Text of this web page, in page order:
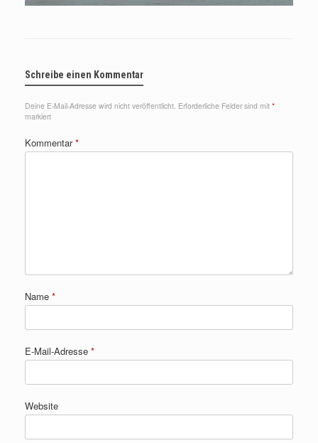
Schreibe einen Kommentar
Deine E-Mail-Adresse wird nicht veröffentlicht. Erforderliche Felder sind mit *
markiert
Kommentar*
Name *
E-Mail-Adresse *
Website